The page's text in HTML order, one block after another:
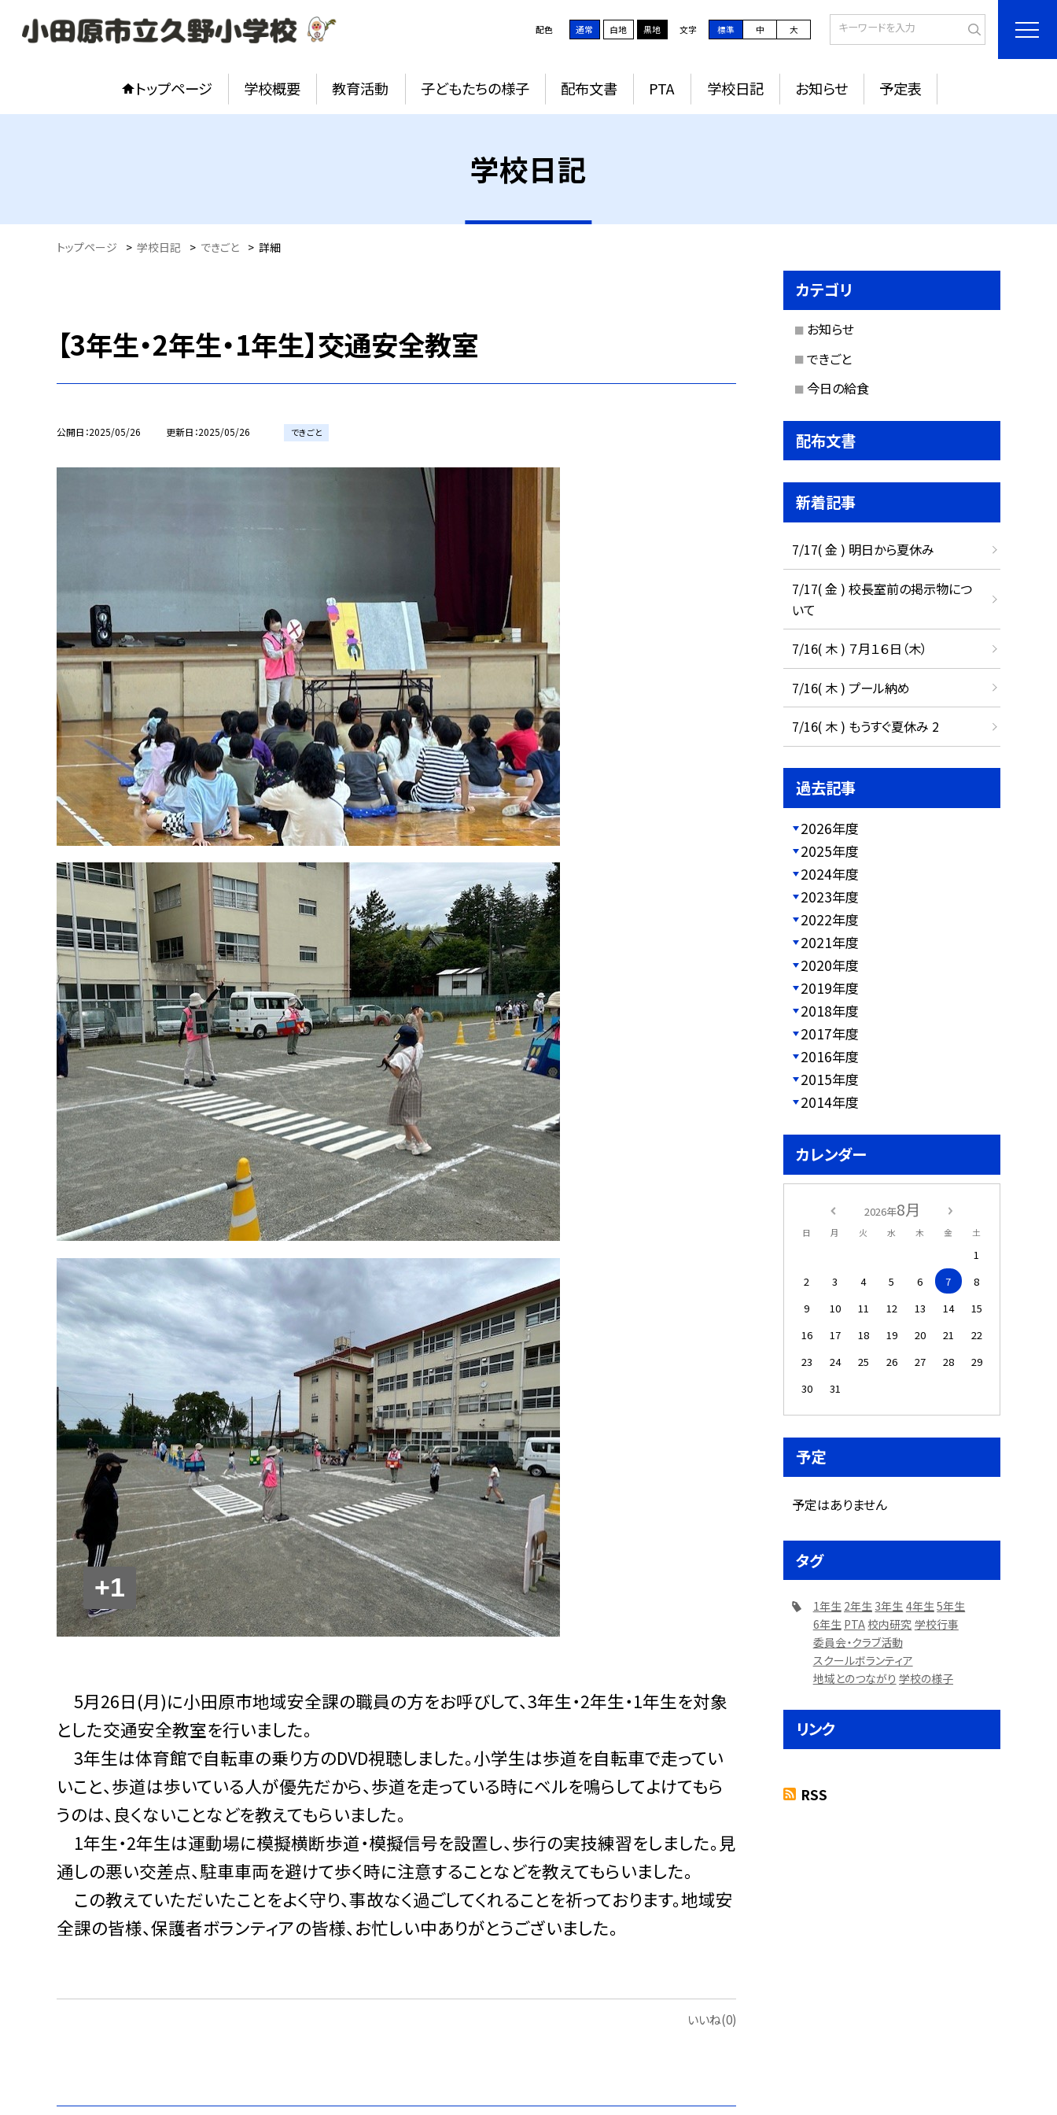
配色 通常 白地 黒地 文字 標準 中 大
トップページ 学校概要 教育活動 子どもたちの様子 配布文書 PTA 学校日記 お知らせ 予定表
学校日記
トップページ > 学校日記 > できごと > 詳細
【3年生・2年生・1年生】交通安全教室
公開日 2025/05/26 更新日 2025/05/26 できごと
+1
5月26日(月)に小田原市地域安全課の職員の方をお呼びして、3年生・2年生・1年生を対象
とした交通安全教室を行いました。
3年生は体育館で自転車の乗り方のDVD視聴しました。小学生は歩道を自転車で走ってい
いこと、歩道は歩いている人が優先だから、歩道を走っている時にベルを鳴らしてよけてもら
うのは、良くないことなどを教えてもらいました。
1年生・2年生は運動場に模擬横断歩道・模擬信号を設置し、歩行の実技練習をしました。見
通しの悪い交差点、駐車車両を避けて歩く時に注意することなどを教えてもらいました。
この教えていただいたことをよく守り、事故なく過ごしてくれることを祈っております。地域安
全課の皆様、保護者ボランティアの皆様、お忙しい中ありがとうございました。
いいね(0)
カテゴリ
お知らせ
できごと
今日の給食
配布文書
新着記事
7/17( 金 ) 明日から夏休み
7/17( 金 ) 校長室前の掲示物につ
いて
7/16( 木 ) ７月１６日（木）
7/16( 木 ) プール納め
7/16( 木 ) もうすぐ夏休み 2
過去記事
2026年度
2025年度
2024年度
2023年度
2022年度
2021年度
2020年度
2019年度
2018年度
2017年度
2016年度
2015年度
2014年度
カレンダー
2026年8月
日 月 火 水 木 金 土
1
2
3 4 5 6 7
8
9
10 11 12 13 14
15
16
17 18 19 20 21
22
23
24 25 26 27 28
29
30
31
予定
予定はありません
タグ
1年生 2年生 3年生 4年生 5年生
6年生 PTA 校内研究 学校行事
委員会・クラブ活動
スクールボランティア
地域とのつながり 学校の様子
リンク
RSS